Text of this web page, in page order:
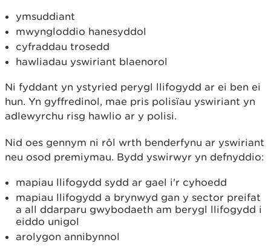
ymsuddiant
mwyngloddio hanesyddol
cyfraddau trosedd
hawliadau yswiriant blaenorol
Ni fyddant yn ystyried perygl llifogydd ar ei ben ei
hun. Yn gyffredinol, mae pris polisïau yswiriant yn
adlewyrchu risg hawlio ar y polisi.
Nid oes gennym ni rôl wrth benderfynu ar yswiriant
neu osod premiymau. Bydd yswirwyr yn defnyddio:
mapiau llifogydd sydd ar gael i'r cyhoedd
mapiau llifogydd a brynwyd gan y sector preifat
a all ddarparu gwybodaeth am berygl llifogydd i
eiddo unigol
arolygon annibynnol